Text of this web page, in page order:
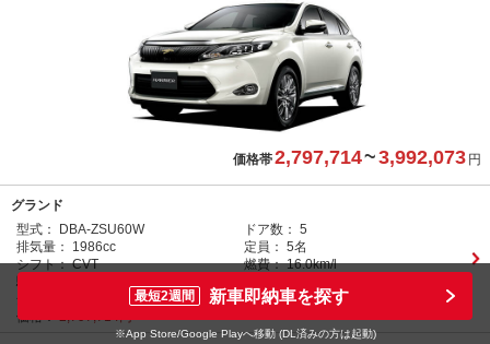
価格帯2,797,714~3,992,073 円
グランド
型式：
DBA-ZSU60W ドア数： 5
排気量：
1986cc 定員： 5名
シフト： CVT 燃費： 16.0km/l
駆動方式：
全長×全幅×全高：
4720×1835×1690mm
価格： 2,797,714円
最短2週間 新車即納車を探す
※App Store/Google Playへ移動 (DL済みの方は起動)